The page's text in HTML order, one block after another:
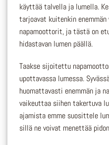
käyttää talvella ja lumella.
tarjoavat kuitenkin
napamoottorit, ja tästä on
hidastavan lumen päällä.
Taakse sijoitettu
upottavassa lumessa.
huomattavasti enemmän ja
vaikeuttaa siihen takertuva
ajamista emme suosittele
sillä ne voivat menettää